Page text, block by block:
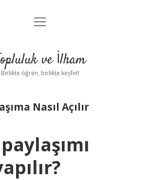
Anasayfa
Yasal Uyarı
menüyü
ve İlham
Birlikte öğren, birlikte keşfet!
Nasıl Açılır